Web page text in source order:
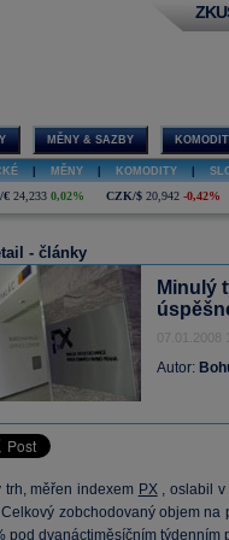
MĚNY & SAZBY
MĚNY KOMODITY
€ 24,233 0,02% CZK/$ 20,942 -0,42%
- články
Minulý
07.01.2008
Autor:
trh, měřen indexem PX, oslabil v
Celkový zobchodovaný objem
pod dvanáctiměsíčním týdenním